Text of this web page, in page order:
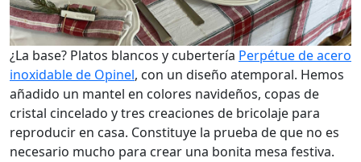
¿La base? Platos blancos y cubertería Perpétue de acero
inoxidable de Opinel, con un diseño atemporal. Hemos
añadido un mantel en colores navideños, copas de
cristal cincelado y tres creaciones de bricolaje para
reproducir en casa. Constituye la prueba de que no es
necesario mucho para crear una bonita mesa festiva.